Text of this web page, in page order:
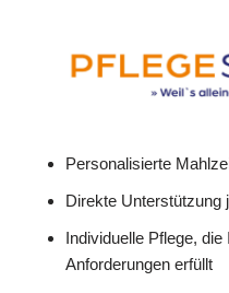
Personalisierte
Direkte Unterstützung
Individuelle Pflege,
Anforderungen erfüllt